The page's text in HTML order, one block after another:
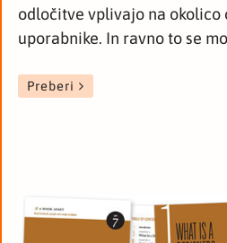
odločitve vplivajo na okolico
uporabnike. In ravno to se
Preberi